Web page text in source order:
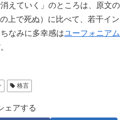
えていく」のところは、原文の
上で死ぬ）に比べて、若干イン
なみに多幸感はユーフォニアム
格言
ェアする